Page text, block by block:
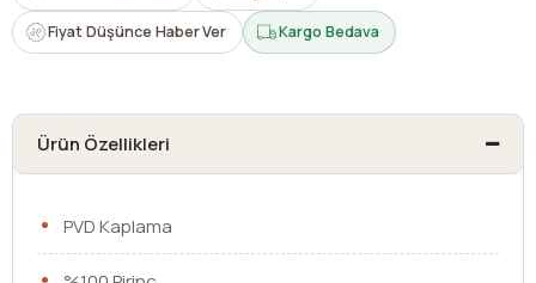
Fiyat Düşünce Haber Ver Kargo Bedava
Ürün Özellikleri
PVD Kaplama